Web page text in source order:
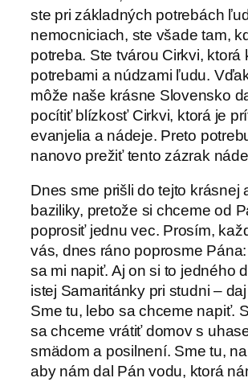
ste pri základných potrebách
nemocniciach, ste všade tam,
potreba. Ste tvárou Cirkvi, ktorá
potrebami a núdzami ľudu.
môže naše krásne Slovensko
pocítiť blízkosť Cirkvi, ktorá je
evanjelia a nádeje. Preto
nanovo prežiť tento zázrak
Dnes sme prišli do tejto krásnej
baziliky, pretože si chceme od
poprosiť jednu vec. Prosím,
vás, dnes ráno poprosme
sa mi napiť. Aj on si to jedného
istej Samaritánky pri studni –
Sme tu, lebo sa chceme napiť.
sa chceme vrátiť domov s
smädom a posilnení. Sme tu,
aby nám dal Pán vodu, ktorá